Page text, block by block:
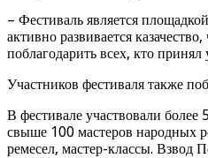
– Фестиваль является
активно развивается
поблагодарить всех, кто
Участников фестиваля также
В фестивале участвовали более
свыше 100 мастеров народных
ремесел, мастер-классы. Взвод